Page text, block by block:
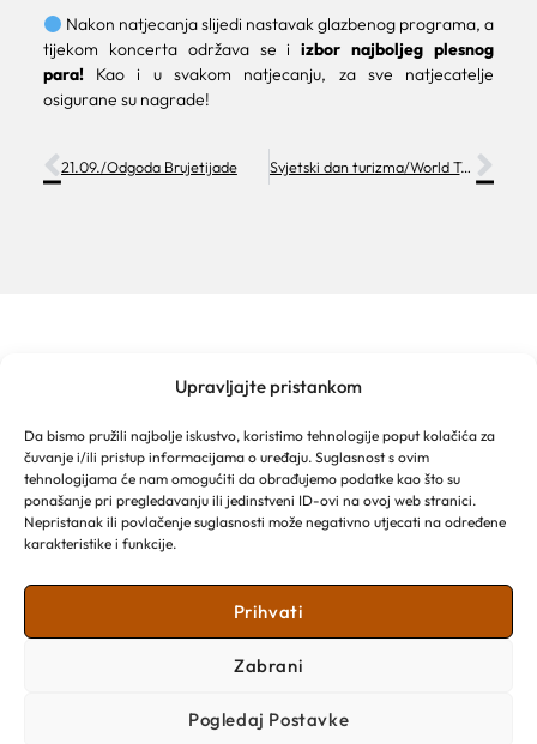
Upravljajte pristankom
Da bismo pružili najbolje iskustvo, koristimo tehnologije poput kolačića za
čuvanje i/ili pristup informacijama o uređaju. Suglasnost s ovim
tehnologijama će nam omogućiti da obrađujemo podatke kao što su
ponašanje pri pregledavanju ili jedinstveni ID-ovi na ovoj web stranici.
Nepristanak ili povlačenje suglasnosti može negativno utjecati na određene
karakteristike i funkcije.
Prihvati
Zabrani
Pogledaj Postavke
Nakon natjecanja slijedi nastavak glazbenog programa, a
tijekom koncerta održava se iizbor najboljeg plesnog
para!Kao i u svakom natjecanju, za sve natjecatelje
osigurane su nagrade!
21.09./Odgoda Brujetijade Svjetski dan turizma/World Tourism Day – Rivijerolucija
Franjevački put 2a
Obala kralja Tomislava 16
21 300 Makarska
Email: info@makarska-info.hr
Telefon: +385 21 612 002/+385 21 650 076